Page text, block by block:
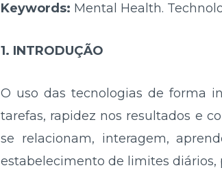
Keywords: Mental Health.
1. INTRODUÇÃO
O uso das tecnologias de forma
tarefas, rapidez nos resultados e
se relacionam, interagem,
estabelecimento de limites diários,